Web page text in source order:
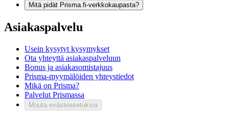
Mitä pidät Prisma.fi-verkkokaupasta?
Asiakaspalvelu
Usein kysytyt kysymykset
Ota yhteyttä asiakaspalveluun
Bonus ja asiakasomistajuus
Prisma-myymälöiden yhteystiedot
Mikä on Prisma?
Palvelut Prismassa
Muuta evästeasetuksia